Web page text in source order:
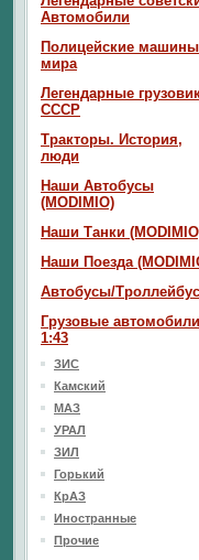
Автомобили
Полицейские машины
мира
Легендарные
СССР
Тракторы. История,
люди
Наши Автобусы
(MODIMIO)
Наши Танки
Наши Поезда
Автобусы/
Грузовые автомобили
1:43
ЗИС
Камский
МАЗ
УРАЛ
ЗИЛ
Горький
КрАЗ
Иностранные
Прочие